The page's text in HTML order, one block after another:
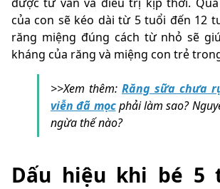
của con sẽ kéo dài từ 5 tuổi đến 12
răng miệng đúng cách từ nhỏ sẽ
kháng của răng và miệng con trẻ
>>Xem thêm: Răng sữa chưa
viễn đã mọcphải làm sao?
ngừa thế nào?
Dấu hiệu khi bé 5